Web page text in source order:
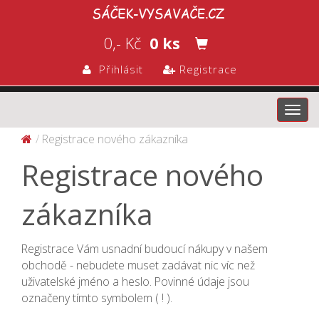
0,- Kč 0 ks
Přihlásit Registrace
Registrace nového zákazníka
Registrace nového
zákazníka
Registrace Vám usnadní budoucí nákupy v našem
obchodě - nebudete muset zadávat nic víc než
uživatelské jméno a heslo. Povinné údaje jsou
označeny tímto symbolem ( ! ).